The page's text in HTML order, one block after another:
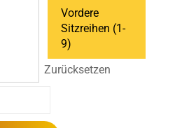
Vordere
Sitzreihen (1-
9)
Zurücksetzen